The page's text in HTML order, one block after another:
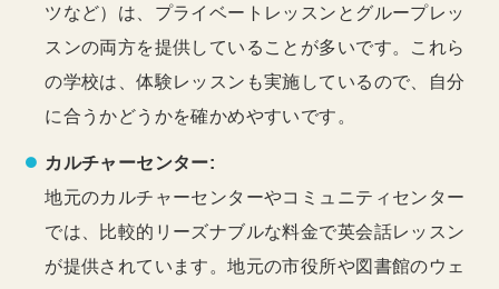
ツなど）は、プライベートレッスンとグループレッ
スンの両方を提供していることが多いです。これら
の学校は、体験レッスンも実施しているので、自分
に合うかどうかを確かめやすいです。
カルチャーセンター:
地元のカルチャーセンターやコミュニティセンター
では、比較的リーズナブルな料金で英会話レッスン
が提供されています。地元の市役所や図書館のウェ